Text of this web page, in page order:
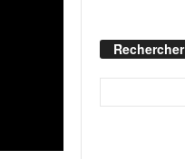
Rechercher